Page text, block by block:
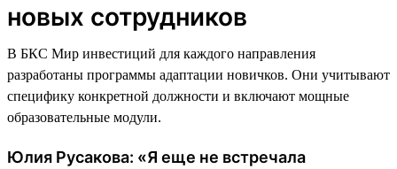
новых сотрудников
В БКС Мир инвестиций для каждого направления
разработаны программы адаптации новичков. Они учитывают
специфику конкретной должности и включают мощные
образовательные модули.
Юлия Русакова: «Я еще не встречала